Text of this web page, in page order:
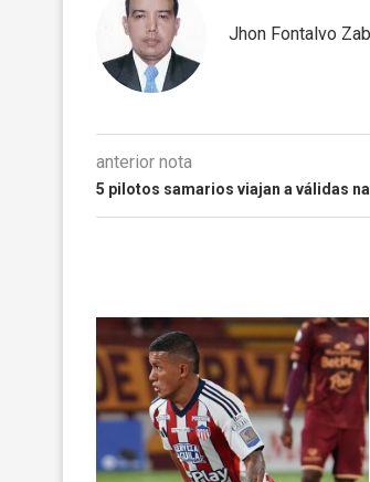
Jhon Fontalvo
anterior nota
5 pilotos samarios viajan a válidas